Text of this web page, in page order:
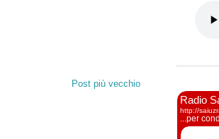
Post più vecchio